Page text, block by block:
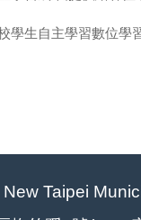
學生自主學習數位學
Taipei